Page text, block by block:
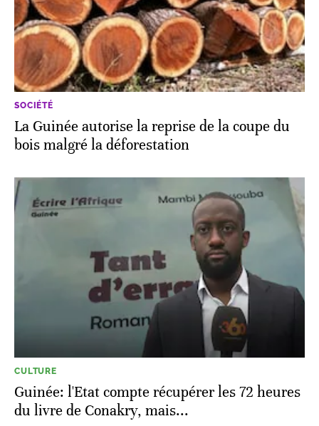
SOCIÉTÉ
La Guinée autorise la reprise de la coupe du
bois malgré la déforestation
CULTURE
Guinée: l'Etat compte récupérer les 72 heures
du livre de Conakry, mais...